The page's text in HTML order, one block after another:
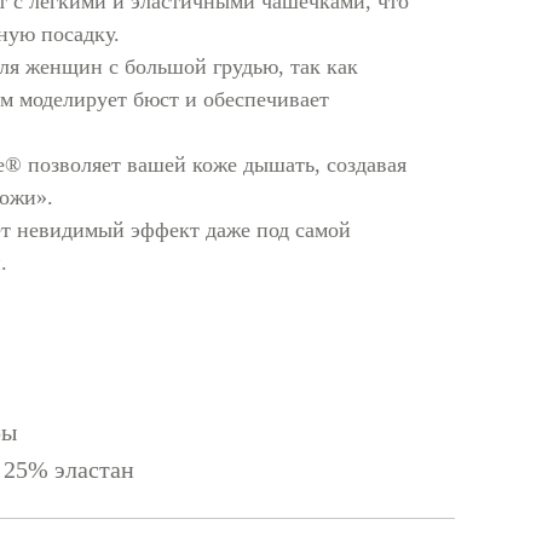
посадку.
женщин с большой грудью, так как
моделирует бюст и обеспечивает
позволяет вашей коже дышать, создавая
невидимый эффект даже под самой
эластан